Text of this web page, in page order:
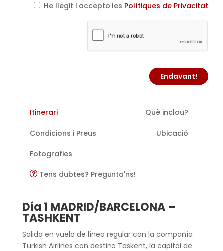
He llegit i accepto les Polítiques de Privacitat
Endavant!
Itinerari Què inclou?
Condicions i Preus Ubicació
Fotografies
Tens dubtes? Pregunta'ns!
Día 1 MADRID/BARCELONA –
TASHKENT
Salida en vuelo de línea regular con la compañía
Turkish Airlines con destino Taskent, la capital de